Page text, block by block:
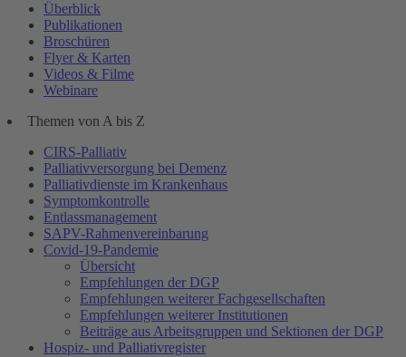
Überblick
Publikationen
Broschüren
Flyer & Karten
Videos & Filme
Webinare
Themen von A bis Z
CIRS-Palliativ
Palliativversorgung bei Demenz
Palliativdienste im Krankenhaus
Symptomkontrolle
Entlassmanagement
SAPV-Rahmenvereinbarung
Covid-19-Pandemie
Übersicht
Empfehlungen der DGP
Empfehlungen weiterer Fachgesellschaften
Empfehlungen weiterer Institutionen
Beiträge aus Arbeitsgruppen und Sektionen der DGP
Hospiz- und Palliativregister